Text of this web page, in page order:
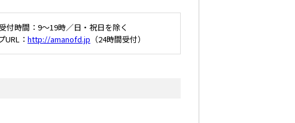
付時間：9～19時／日・祝日を除く
： http://amanofd.jp （24時間受付）